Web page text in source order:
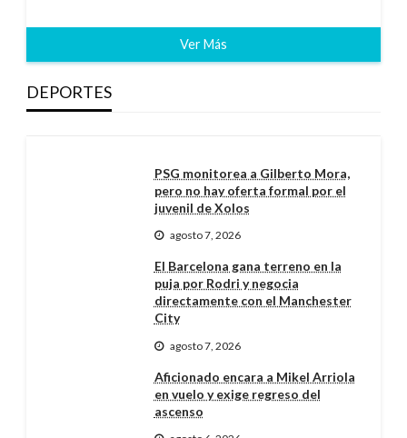
Ver Más
DEPORTES
PSG monitorea a Gilberto Mora,
pero no hay oferta formal por el
juvenil de Xolos
agosto 7, 2026
El Barcelona gana terreno en la
puja por Rodri y negocia
directamente con el Manchester
City
agosto 7, 2026
Aficionado encara a Mikel Arriola
en vuelo y exige regreso del
ascenso